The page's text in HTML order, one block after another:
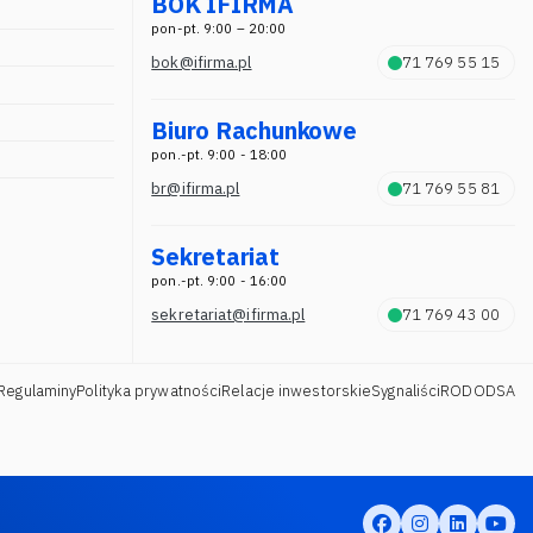
pon-pt. 9:00 – 20:00
bok@ifirma.pl 71 769 55 15
Biuro Rachunkowe
pon.-pt. 9:00 - 18:00
br@ifirma.pl 71 769 55 81
Sekretariat
pon.-pt. 9:00 - 16:00
sekretariat@ifirma.pl 71 769 43 00
Polityka prywatnościRelacje inwestorskieSygnaliściRODODSA